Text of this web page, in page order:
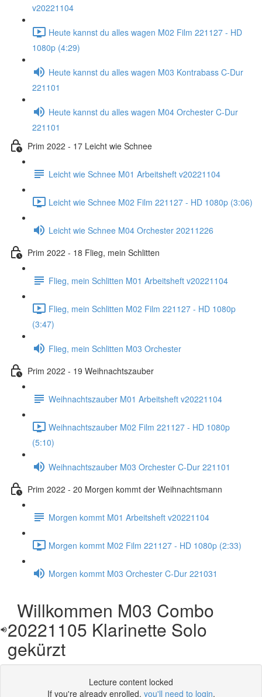
v20221104
Heute kannst du alles wagen M02 Film 221127 - HD
1080p (4:29)
Heute kannst du alles wagen M03 Kontrabass C-Dur
221101
Heute kannst du alles wagen M04 Orchester C-Dur
221101
Prim 2022 - 17 Leicht wie Schnee
Leicht wie Schnee M01 Arbeitsheft v20221104
Leicht wie Schnee M02 Film 221127 - HD 1080p (3:06)
Leicht wie Schnee M04 Orchester 20211226
Prim 2022 - 18 Flieg, mein Schlitten
Flieg, mein Schlitten M01 Arbeitsheft v20221104
Flieg, mein Schlitten M02 Film 221127 - HD 1080p
(3:47)
Flieg, mein Schlitten M03 Orchester
Prim 2022 - 19 Weihnachtszauber
Weihnachtszauber M01 Arbeitsheft v20221104
Weihnachtszauber M02 Film 221127 - HD 1080p
(5:10)
Weihnachtszauber M03 Orchester C-Dur 221101
Prim 2022 - 20 Morgen kommt der Weihnachtsmann
Morgen kommt M01 Arbeitsheft v20221104
Morgen kommt M02 Film 221127 - HD 1080p (2:33)
Morgen kommt M03 Orchester C-Dur 221031
Willkommen M03 Combo
20221105 Klarinette Solo
gekürzt
Lecture content locked
If you're already enrolled, you'll need to login.